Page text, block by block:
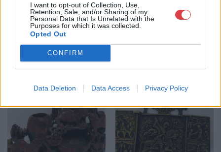
I want to opt-out of Collection, Use,
Retention, Sale, and/or Sharing of my
Personal Data that Is Unrelated with the
Purposes for which it was collected.
Opted Out
CONFIRM
Data Deletion Data Access Privacy Policy
KAPCSOLÓDÓ MŰTÁRGYAK